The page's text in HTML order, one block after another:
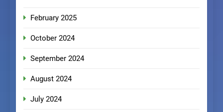
February 2025
October 2024
September 2024
August 2024
July 2024